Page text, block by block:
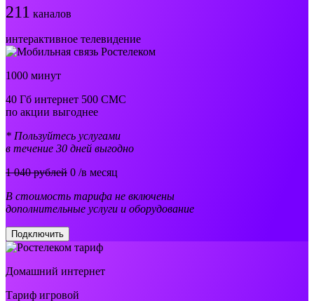
211 каналов
интерактивное телевидение
1000 минут
40 Гб интернет 500 СМС
по акции выгоднее
* Пользуйтесь услугами
в течение 30 дней выгодно
1 040 рублей 0 /в месяц
В стоимость тарифа не включены
дополнительные услуги и оборудование
Подключить
Домашний интернет
Тариф игровой